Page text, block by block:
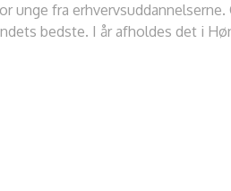
unge fra
bedste. I år afholdes det i